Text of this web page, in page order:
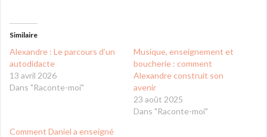
Similaire
Alexandre : Le parcours d’un
autodidacte
13 avril 2026
Dans "Raconte-moi"
Musique, enseignement et
boucherie : comment
Alexandre construit son
avenir
23 août 2025
Dans "Raconte-moi"
Comment Daniel a enseigné